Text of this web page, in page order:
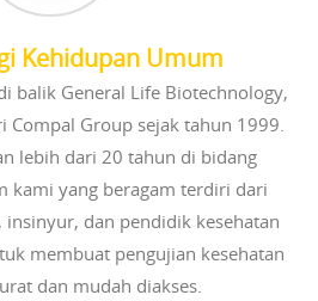
Kehidupan Umum
balik General Life Biotechnology,
Compal Group sejak tahun 1999.
lebih dari 20 tahun di bidang
kami yang beragam terdiri dari
dan pendidik kesehatan
membuat pengujian kesehatan
dan mudah diakses.